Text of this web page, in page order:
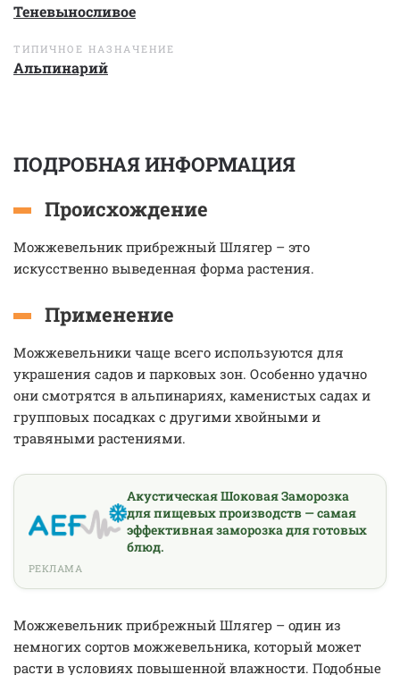
Теневыносливое
ТИПИЧНОЕ НАЗНАЧЕНИЕ
Альпинарий
ПОДРОБНАЯ ИНФОРМАЦИЯ
Происхождение
Можжевельник прибрежный Шлягер – это
искусственно выведенная форма растения.
Применение
Можжевельники чаще всего используются для
украшения садов и парковых зон. Особенно удачно
они смотрятся в альпинариях, каменистых садах и
групповых посадках с другими хвойными и
травяными растениями.
Акустическая Шоковая Заморозка
для пищевых производств — самая
эффективная заморозка для готовых
блюд.
РЕКЛАМА
Можжевельник прибрежный Шлягер – один из
немногих сортов можжевельника, который может
расти в условиях повышенной влажности. Подобные